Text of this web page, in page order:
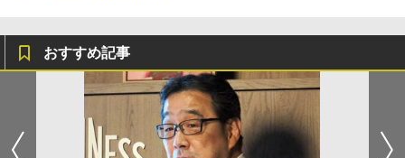
おすすめ記事